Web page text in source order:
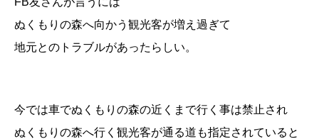
ぬくもりの森へ向かう観光客が増え過ぎて
地元とのトラブルがあったらしい。
今では車でぬくもりの森の近くまで行く事は禁止され
ぬくもりの森へ行く観光客が通る道も指定されていると